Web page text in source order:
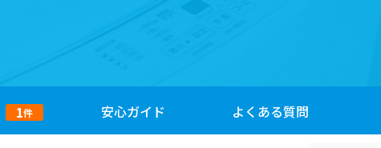
1件 安心ガイド よくある質問